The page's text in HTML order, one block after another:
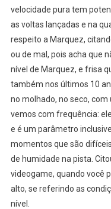
velocidade pura tem
as voltas lançadas e na
respeito a Marquez,
ou de mal, pois acha que
nível de Marquez, e frisa
também nos últimos 10
no molhado, no seco,
vemos com frequência:
e é um parâmetro
momentos que são
de humidade na pista.
videogame, quando você
alto, se referindo as
nível.